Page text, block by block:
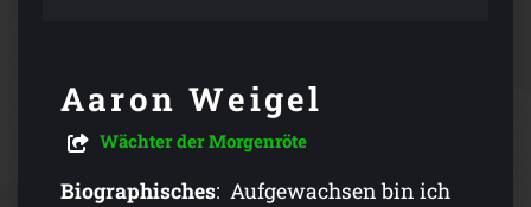
Aaron Weigel
Wächter der Morgenröte
Biographisches: Aufgewachsen bin ich